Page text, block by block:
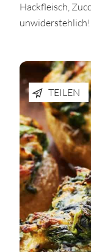
Hackfleisch,
unwiderstehlich!
TEILEN